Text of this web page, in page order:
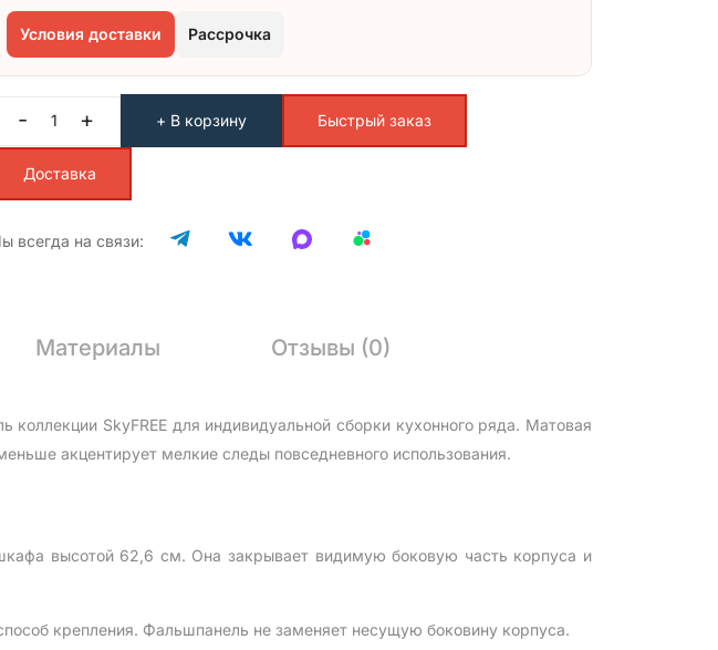
Условия доставки Рассрочка
- + + В корзину Быстрый заказ
Доставка
всегда на связи:
Материалы Отзывы (0)
SkyFREE для индивидуальной сборки кухонного ряда. Матовая
акцентирует мелкие следы повседневного использования.
высотой 62,6 см. Она закрывает видимую боковую часть корпуса и
крепления. Фальшпанель не заменяет несущую боковину корпуса.